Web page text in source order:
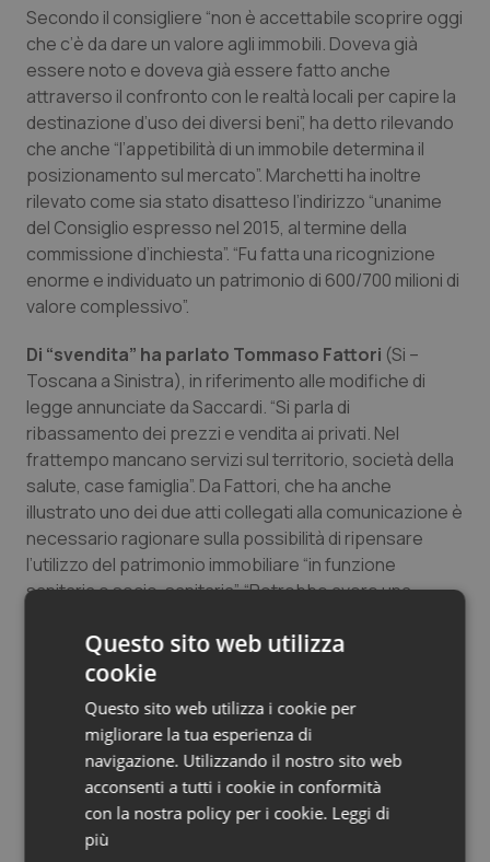
Secondo il consigliere “non è accettabile scoprire oggi
che c’è da dare un valore agli immobili. Doveva già
essere noto e doveva già essere fatto anche
attraverso il confronto con le realtà locali per capire la
destinazione d’uso dei diversi beni”, ha detto rilevando
che anche “l’appetibilità di un immobile determina il
posizionamento sul mercato”. Marchetti ha inoltre
rilevato come sia stato disatteso l’indirizzo “unanime
del Consiglio espresso nel 2015, al termine della
commissione d’inchiesta”. “Fu fatta una ricognizione
enorme e individuato un patrimonio di 600/700 milioni di
valore complessivo”.
Di “svendita” ha parlato Tommaso Fattori (Si –
Toscana a Sinistra), in riferimento alle modifiche di
legge annunciate da Saccardi. “Si parla di
ribassamento dei prezzi e vendita ai privati. Nel
frattempo mancano servizi sul territorio, società della
salute, case famiglia”. Da Fattori, che ha anche
illustrato uno dei due atti collegati alla comunicazione è
necessario ragionare sulla possibilità di ripensare
l’utilizzo del patrimonio immobiliare “in funzione
sanitaria o socio-sanitaria”. “Potrebbe avere una
all’integrazione tra assistenza ospedaliera e
territoriale”. “La crisi del mercato – ha concluso – ha
frenato il progetto di alienazione ma non c’è stato un
ripensamento della strategia”.
“Il tema è complesso. Gli immobili non più utilizzati
sono un problema . Capisco e riconosco le difficoltà
ma dobbiamo lavorare ad una progettualità definitiva”,
ha dettoJacopo Alberti
Questo sito web utilizza
cookie
Questo sito web utilizza i cookie per
migliorare la tua esperienza di
navigazione. Utilizzando il nostro sito web
acconsenti a tutti i cookie in conformità
con la nostra policy per i cookie. Leggi di
più